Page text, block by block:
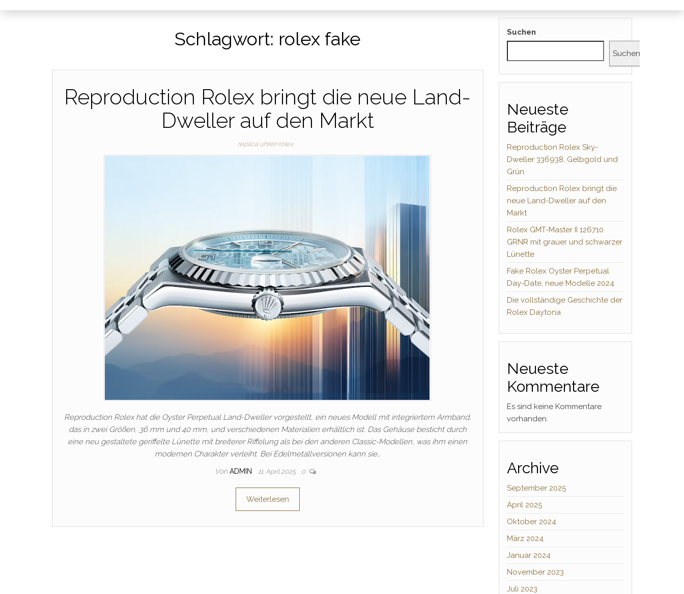
Schlagwort: rolex fake​​
Reproduction Rolex bringt die neue Land-
Dweller auf den Markt
replica uhren rolex
Reproduction Rolex hat die Oyster Perpetual Land-Dweller vorgestellt, ein neues Modell mit integriertem Armband,
das in zwei Größen, 36 mm und 40 mm, und verschiedenen Materialien erhältlich ist. Das Gehäuse besticht durch
eine neu gestaltete geriffelte Lünette mit breiterer Riffelung als bei den anderen Classic-Modellen, was ihm einen
modernen Charakter verleiht. Bei Edelmetallversionen kann sie…
Von ADMIN 11. April 2025 0
Weiterlesen
Suchen
Suchen
Neueste
Beiträge
Reproduction Rolex Sky-
Dweller 336938, Gelbgold und
Grün
Reproduction Rolex bringt die
neue Land-Dweller auf den
Markt
Rolex GMT-Master II 126710
GRNR mit grauer und schwarzer
Lünette
Fake Rolex Oyster Perpetual
Day-Date, neue Modelle 2024
Die vollständige Geschichte der
Rolex Daytona
Neueste
Kommentare
Es sind keine Kommentare
vorhanden.
Archive
September 2025
April 2025
Oktober 2024
März 2024
Januar 2024
November 2023
Juli 2023